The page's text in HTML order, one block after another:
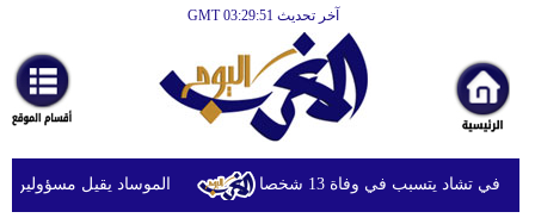
آخر تحديث GMT 03:29:51
أخبارعاجلة
رياضة
ثقافة
الموساد يقيل مسؤولين تشاد يتسبب في وفاة 13 شخصا